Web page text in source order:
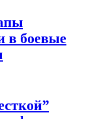
в боевые